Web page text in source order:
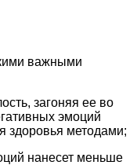
важными
загоняя ее во
эмоций
здоровья методами;
нанесет меньше